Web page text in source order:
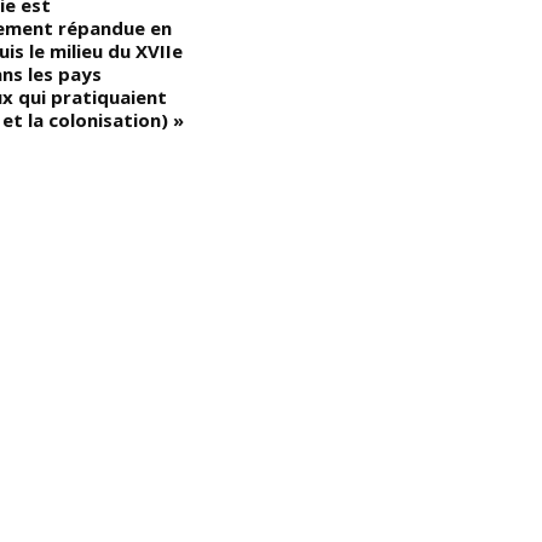
est
répandue en
le milieu du XVIIe
les pays
qui pratiquaient
et la colonisation) »